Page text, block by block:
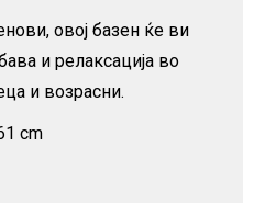
овој базен ќе ви
и релаксација во
и возрасни.
cm